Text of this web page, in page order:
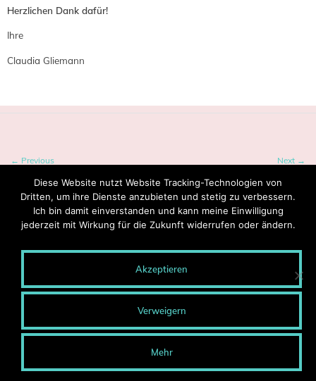
Herzlichen Dank dafür!
Ihre
Claudia Gliemann
Next →
← Previous
© 2020 MONTEROSA - Wege entstehen durch Gehen.
Presse
Kontakt
Impressum
Datenschutzerklärung
Diese Website nutzt Website Tracking-Technologien von
Dritten, um ihre Dienste anzubieten und stetig zu verbessern.
Ich bin damit einverstanden und kann meine Einwilligung
jederzeit mit Wirkung für die Zukunft widerrufen oder ändern.
Akzeptieren
Verweigern
Mehr